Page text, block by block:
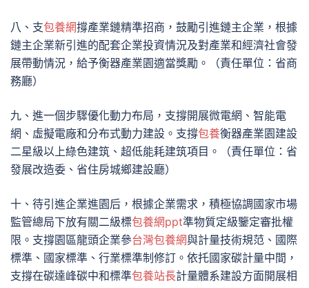
八、支包養網撐產業鏈精準招商，鼓勵引進鏈主企業，根據
鏈主企業新引進的配套企業投資情況及對產業和經濟社會發
展帶動情況，給予衡器產業園適當獎勵。（責任單位：省商
務廳）
九、進一個步驟優化動力布局，支撐開展微電網、智能電
網、虛擬電廠和分布式動力建設。支撐包養衡器產業園建設
二星級以上綠色建筑、超低能耗建筑項目。（責任單位：省
發展改造委、省住房城鄉建設廳）
十、待引進企業進園后，根據企業需求，積極協調國家市場
監管總局下放有關二級標包養網ppt準物質定級鑒定審批權
限。支撐園區龍頭企業參台灣包養網與計量技術規范、國際
標準、國家標準、行業標準制修訂。依托國家碳計量中間，
支撐在碳達峰碳中和標準包養站長計量體系建設方面開展相